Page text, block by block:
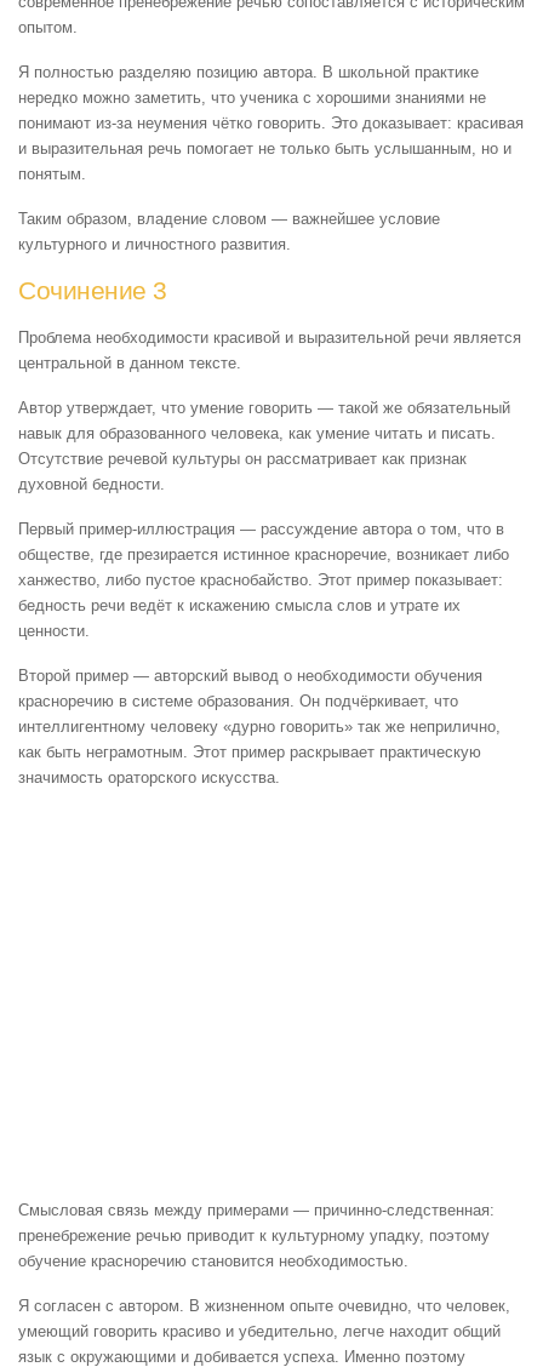
опытом.
Я полностью разделяю позицию автора. В школьной практике
нередко можно заметить, что ученика с хорошими знаниями не
понимают из-за неумения чётко говорить. Это доказывает: красивая
и выразительная речь помогает не только быть услышанным, но и
понятым.
Таким образом, владение словом — важнейшее условие
культурного и личностного развития.
Сочинение 3
Проблема необходимости красивой и выразительной речи является
центральной в данном тексте.
Автор утверждает, что умение говорить — такой же обязательный
навык для образованного человека, как умение читать и писать.
Отсутствие речевой культуры он рассматривает как признак
духовной бедности.
Первый пример-иллюстрация — рассуждение автора о том, что в
обществе, где презирается истинное красноречие, возникает либо
ханжество, либо пустое краснобайство. Этот пример показывает:
бедность речи ведёт к искажению смысла слов и утрате их
ценности.
Второй пример — авторский вывод о необходимости обучения
красноречию в системе образования. Он подчёркивает, что
интеллигентному человеку «дурно говорить» так же неприлично,
как быть неграмотным. Этот пример раскрывает практическую
значимость ораторского искусства.
Смысловая связь между примерами — причинно-следственная:
пренебрежение речью приводит к культурному упадку, поэтому
обучение красноречию становится необходимостью.
Я согласен с автором. В жизненном опыте очевидно, что человек,
умеющий говорить красиво и убедительно, легче находит общий
язык с окружающими и добивается успеха. Именно поэтому